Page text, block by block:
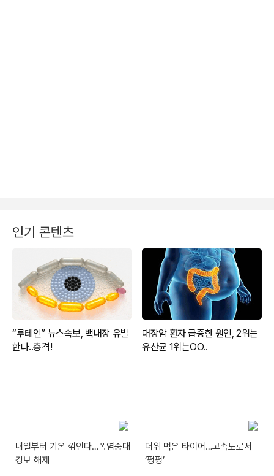
인기 콘텐츠
내일부터 기온 꺾인다…폭염중대
경보 해제
더위 먹은 타이어…고속도로서
‘펑펑’